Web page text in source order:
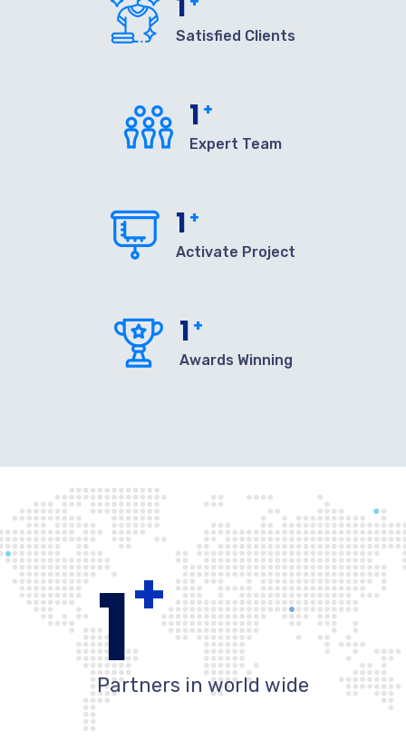
Satisfied Clients
1 +
Expert Team
1 +
Activate Project
1 +
Awards Winning
1+
Partners in world wide